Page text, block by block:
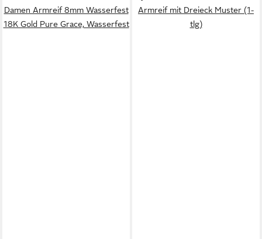
Damen Armreif 8mm Wasserfest
18K Gold Pure Grace, Wasserfest
Armreif mit Dreieck Muster (1-
tlg)